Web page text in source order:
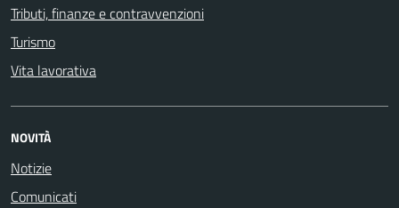
Tributi, finanze e contravvenzioni
Turismo
Vita lavorativa
NOVITÀ
Notizie
Comunicati